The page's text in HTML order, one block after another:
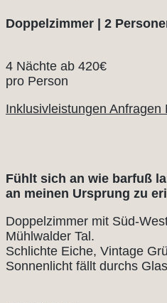
Doppelzimmer | 2
4 Nächte ab 420€
pro Person
Inklusivleistungen Anfragen
Fühlt sich an wie barfuß
an meinen Ursprung zu
Doppelzimmer mit Süd-
Mühlwalder Tal.
Schlichte Eiche, Vintage
Sonnenlicht fällt durchs